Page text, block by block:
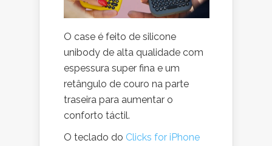
O case é feito de silicone
unibody de alta qualidade com
espessura super fina e um
retângulo de couro na parte
traseira para aumentar o
conforto táctil.
O teclado do Clicks for iPhone